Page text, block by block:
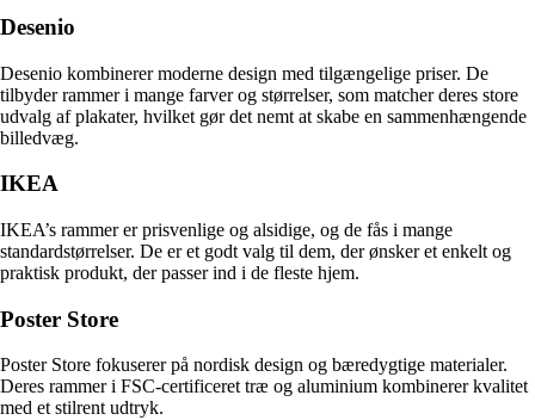
Desenio
Desenio kombinerer moderne design med tilgængelige priser. De
tilbyder rammer i mange farver og størrelser, som matcher deres store
udvalg af plakater, hvilket gør det nemt at skabe en sammenhængende
billedvæg.
IKEA
IKEA’s rammer er prisvenlige og alsidige, og de fås i mange
standardstørrelser. De er et godt valg til dem, der ønsker et enkelt og
praktisk produkt, der passer ind i de fleste hjem.
Poster Store
Poster Store fokuserer på nordisk design og bæredygtige materialer.
Deres rammer i FSC-certificeret træ og aluminium kombinerer kvalitet
med et stilrent udtryk.